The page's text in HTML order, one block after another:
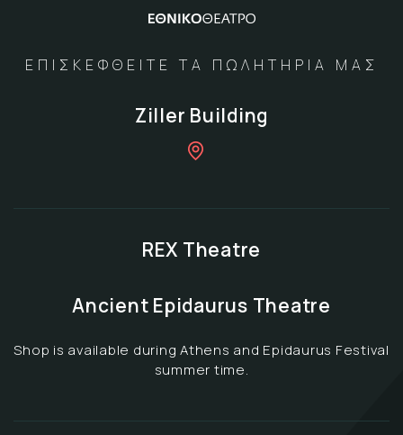
ΕΠΙΣΚΕΦΘΕΙΤΕ ΤΑ ΠΩΛΗΤΗΡΙΑ ΜΑΣ
Ziller Building
REX Theatre
Ancient Epidaurus Theatre
Shop is available during Athens and Epidaurus Festival
summer time.